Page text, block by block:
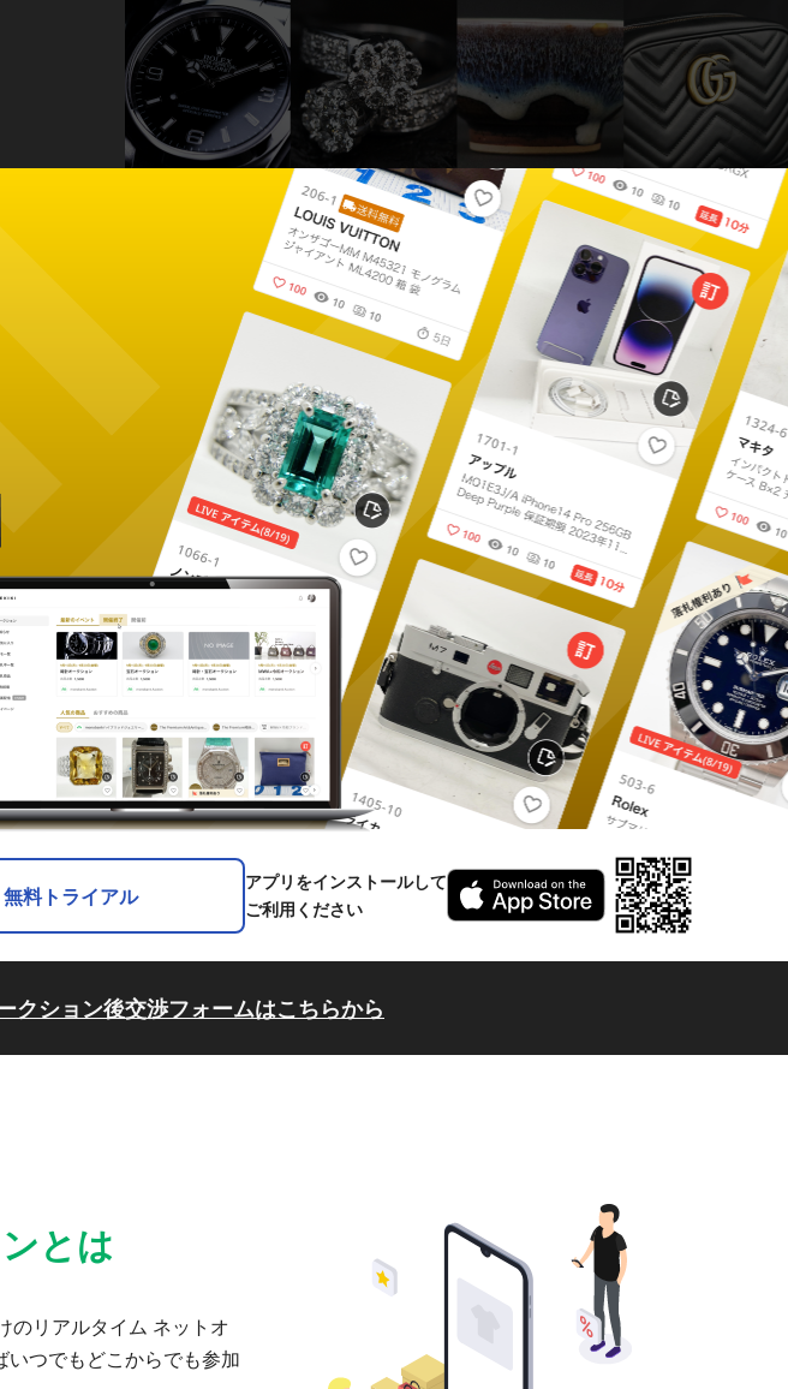
無料トライアル
アプリをインストールして
ご利用ください
クション後交渉フォームはこちらから
とは
のリアルタイム ネットオ
つでもどこからでも参加